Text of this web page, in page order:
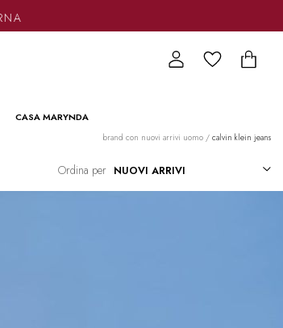
CASA MARYNDA
brand con nuovi arrivi uomo / calvin klein jeans
Ordina per